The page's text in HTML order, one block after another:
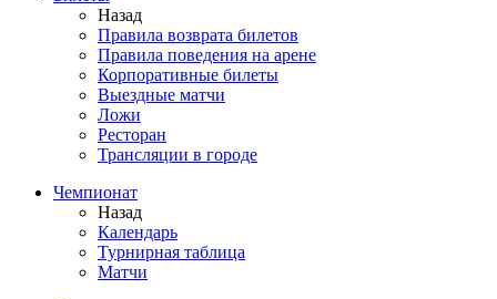
Назад
Правила возврата билетов
Правила поведения на арене
Корпоративные билеты
Выездные матчи
Ложи
Ресторан
Трансляции в городе
Чемпионат
Назад
Календарь
Турнирная таблица
Матчи